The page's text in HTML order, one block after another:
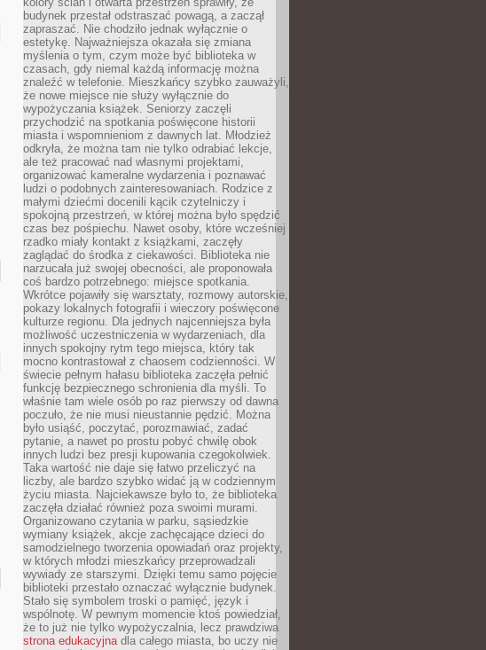
budynek przestał odstraszać powagą, a zaczął
zapraszać. Nie chodziło jednak wyłącznie o
estetykę. Najważniejsza okazała się zmiana
myślenia o tym, czym może być biblioteka w
czasach, gdy niemal każdą informację można
znaleźć w telefonie. Mieszkańcy szybko zauważyli,
że nowe miejsce nie służy wyłącznie do
wypożyczania książek. Seniorzy zaczęli
przychodzić na spotkania poświęcone historii
miasta i wspomnieniom z dawnych lat. Młodzież
odkryła, że można tam nie tylko odrabiać lekcje,
ale też pracować nad własnymi projektami,
organizować kameralne wydarzenia i poznawać
ludzi o podobnych zainteresowaniach. Rodzice z
małymi dziećmi docenili kącik czytelniczy i
spokojną przestrzeń, w której można było spędzić
czas bez pośpiechu. Nawet osoby, które wcześniej
rzadko miały kontakt z książkami, zaczęły
zaglądać do środka z ciekawości. Biblioteka nie
narzucała już swojej obecności, ale proponowała
coś bardzo potrzebnego: miejsce spotkania.
Wkrótce pojawiły się warsztaty, rozmowy autorskie,
pokazy lokalnych fotografii i wieczory poświęcone
kulturze regionu. Dla jednych najcenniejsza była
możliwość uczestniczenia w wydarzeniach, dla
innych spokojny rytm tego miejsca, który tak
mocno kontrastował z chaosem codzienności. W
świecie pełnym hałasu biblioteka zaczęła pełnić
funkcję bezpiecznego schronienia dla myśli. To
właśnie tam wiele osób po raz pierwszy od dawna
poczuło, że nie musi nieustannie pędzić. Można
było usiąść, poczytać, porozmawiać, zadać
pytanie, a nawet po prostu pobyć chwilę obok
innych ludzi bez presji kupowania czegokolwiek.
Taka wartość nie daje się łatwo przeliczyć na
liczby, ale bardzo szybko widać ją w codziennym
życiu miasta. Najciekawsze było to, że biblioteka
zaczęła działać również poza swoimi murami.
Organizowano czytania w parku, sąsiedzkie
wymiany książek, akcje zachęcające dzieci do
samodzielnego tworzenia opowiadań oraz projekty,
w których młodzi mieszkańcy przeprowadzali
wywiady ze starszymi. Dzięki temu samo pojęcie
biblioteki przestało oznaczać wyłącznie budynek.
Stało się symbolem troski o pamięć, język i
wspólnotę. W pewnym momencie ktoś powiedział,
że to już nie tylko wypożyczalnia, lecz prawdziwa
strona edukacyjnadla całego miasta, bo uczy nie